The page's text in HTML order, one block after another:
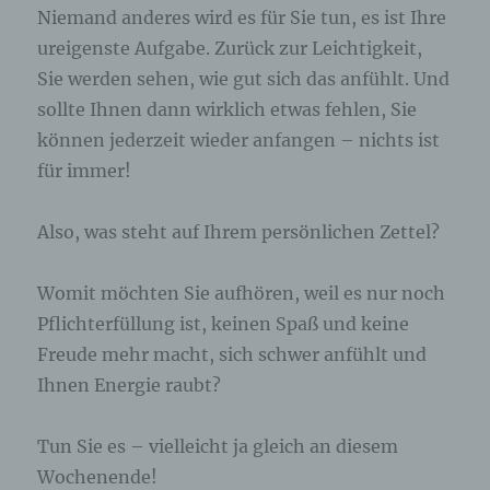
Niemand anderes wird es für Sie tun, es ist Ihre
ureigenste Aufgabe. Zurück zur Leichtigkeit,
Sie werden sehen, wie gut sich das anfühlt. Und
sollte Ihnen dann wirklich etwas fehlen, Sie
können jederzeit wieder anfangen – nichts ist
für immer!
Also, was steht auf Ihrem persönlichen Zettel?
Womit möchten Sie aufhören, weil es nur noch
Pflichterfüllung ist, keinen Spaß und keine
Freude mehr macht, sich schwer anfühlt und
Ihnen Energie raubt?
Tun Sie es – vielleicht ja gleich an diesem
Wochenende!
freiwilliger Angabe personenbezogener Daten
dient dem für die Verarbeitung Verantwortlichen
dazu, der betroffenen Person Inhalte oder
Leistungen anzubieten, die aufgrund der Natur der
Sache nur registrierten Benutzern angeboten
werden können. Registrierten Personen steht die
Möglichkeit frei, die bei der Registrierung
angegebenen personenbezogenen Daten
Verantwortlichen löschen zu lassen.
Der für die Verarbeitung Verantwortliche erteilt
jeder betroffenen Person jederzeit auf Anfrage
Auskunft darüber, welche personenbezogenen
Daten über die betroffene Person gespeichert sind.
Ferner berichtigt oder löscht der für die
Verarbeitung Verantwortliche personenbezogene
Person, soweit dem keine gesetzlichen
Aufbewahrungspflichten entgegenstehen. Die
Gesamtheit der Mitarbeiter des für die Verarbeitung